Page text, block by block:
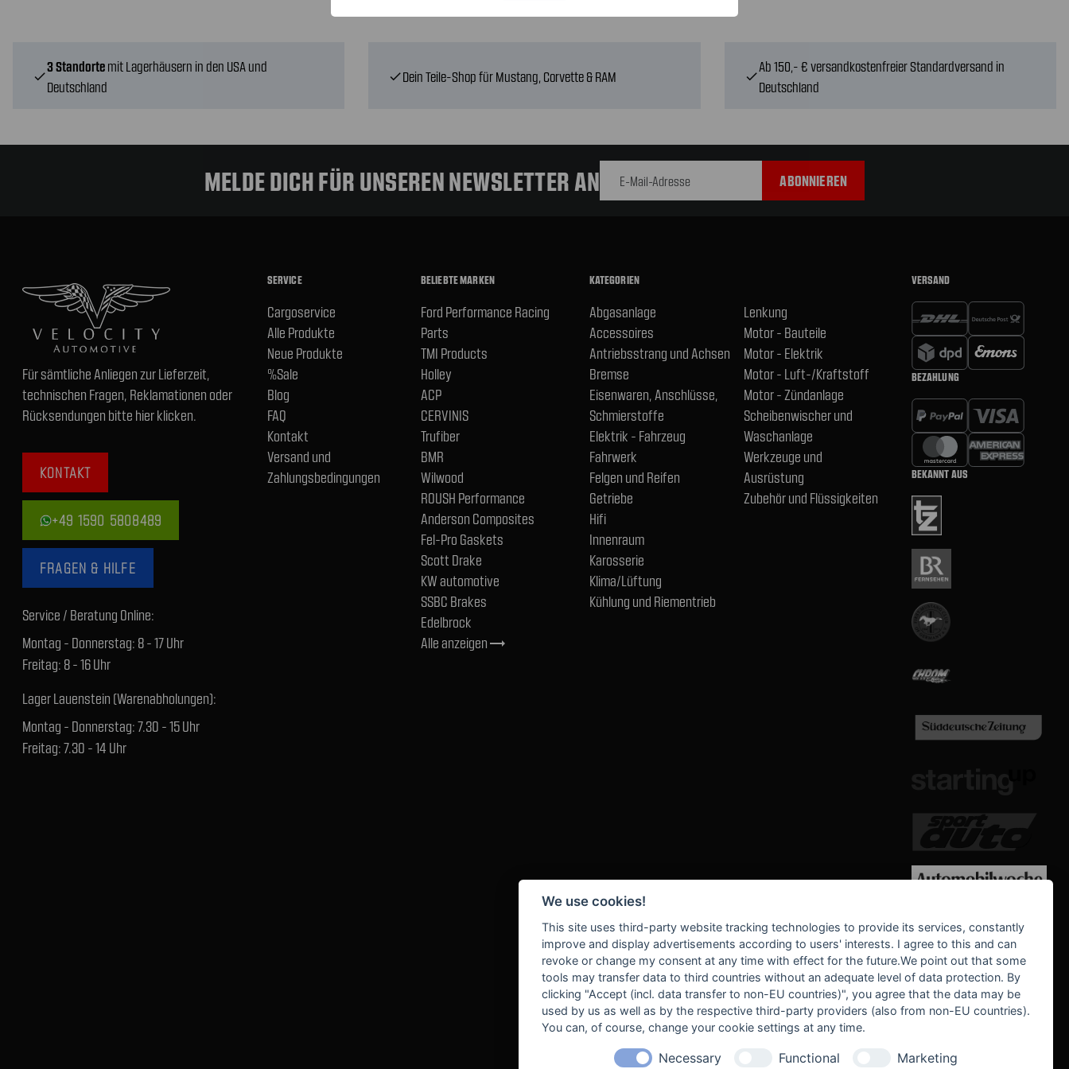
check
3 Standorte mit Lagerhäusern in den USA und
Deutschland
checkDein Teile-Shop für Mustang, Corvette & RAM check
Ab 150,- € versandkostenfreier Standardversand in
Deutschland
MELDE DICH FÜR UNSEREN NEWSLETTER AN
Für sämtliche Anliegen zur Lieferzeit,
technischen Fragen, Reklamationen oder
Rücksendungen bitte hier klicken.
KONTAKT
+49 1590 5808489
FRAGEN & HILFE
Service / Beratung Online:
Montag - Donnerstag: 8 - 17 Uhr
Freitag: 8 - 16 Uhr
Lager Lauenstein (Warenabholungen):
Montag - Donnerstag: 7.30 - 15 Uhr
Freitag: 7.30 - 14 Uhr
SERVICE
Cargoservice
Alle Produkte
Neue Produkte
%Sale
Blog
FAQ
Kontakt
Versand und
Zahlungsbedingungen
BELIEBTE MARKEN
Ford Performance Racing
Parts
TMI Products
Holley
ACP
CERVINIS
Trufiber
BMR
Wilwood
ROUSH Performance
Anderson Composites
Fel-Pro Gaskets
Scott Drake
KW automotive
SSBC Brakes
Edelbrock
Alle anzeigentrending_flat
KATEGORIEN
Abgasanlage
Accessoires
Antriebsstrang und Achsen
Bremse
Eisenwaren, Anschlüsse,
Schmierstoffe
Elektrik - Fahrzeug
Fahrwerk
Felgen und Reifen
Getriebe
Hifi
Innenraum
Karosserie
Klima/Lüftung
Kühlung und Riementrieb
Lenkung
Motor - Bauteile
Motor - Elektrik
Motor - Luft-/Kraftstoff
Motor - Zündanlage
Scheibenwischer und
Waschanlage
Werkzeuge und
Ausrüstung
Zubehör und Flüssigkeiten
VERSAND
BEZAHLUNG
BEKANNT AUS
WE SUPPORT
We use cookies!
This site uses third-party website tracking technologies to provide its services, constantly
improve and display advertisements according to users' interests. I agree to this and can
revoke or change my consent at any time with effect for the future.We point out that some
tools may transfer data to third countries without an adequate level of data protection. By
clicking "Accept (incl. data transfer to non-EU countries)", you agree that the data may be
used by us as well as by the respective third-party providers (also from non-EU countries).
You can, of course, change your cookie settings at any time.
Necessary Functional Marketing